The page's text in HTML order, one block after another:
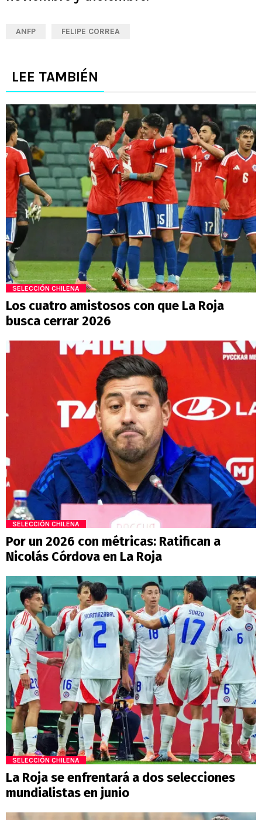
ANFP FELIPE CORREA
LEE TAMBIÉN
SELECCIÓN CHILENA
Los cuatro amistosos con que La Roja
busca cerrar 2026
SELECCIÓN CHILENA
Por un 2026 con métricas: Ratifican a
Nicolás Córdova en La Roja
SELECCIÓN CHILENA
La Roja se enfrentará a dos selecciones
mundialistas en junio